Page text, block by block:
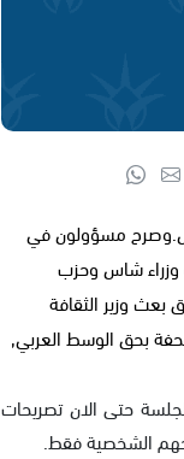
مسؤولون في
وزراء شاس وحزب
2009 المقترحة.وبنفس السياق بعث وزير الثقافة
بحق الوسط العربي,
ما دار في الجلسة حتى الان تصريحات
الشخصية فقط.